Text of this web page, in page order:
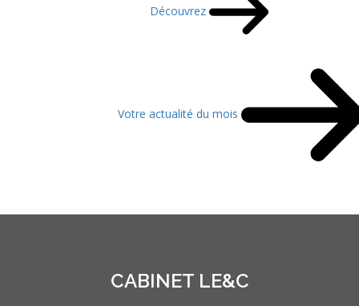
Découvrez
Votre actualité du mois
CABINET LE&C